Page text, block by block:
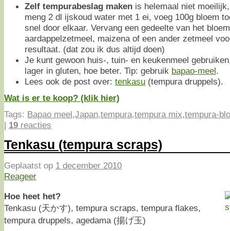
Zelf tempurabeslag maken is helemaal niet
meng 2 dl ijskoud water met 1 ei, voeg 100g bloem
snel door elkaar. Vervang een gedeelte van het
aardappelzetmeel, maizena of een ander zetmeel
resultaat. (dat zou ik dus altijd doen)
Je kunt gewoon huis-, tuin- en keukenmeel
lager in gluten, hoe beter. Tip: gebruik bapao-meel.
Lees ook de post over: tenkasu (tempura druppels).
Wat is er te koop? (klik hier)
Tags: Bapao meel,Japan,tempura,tempura mix,tempura-
| 19 reacties
Tenkasu (tempura scraps)
Geplaatst op 1 december 2010
Reageer
Hoe heet het?
Tenkasu (天かす), tempura scraps, tempura flakes,
tempura druppels, agedama (揚げ玉)